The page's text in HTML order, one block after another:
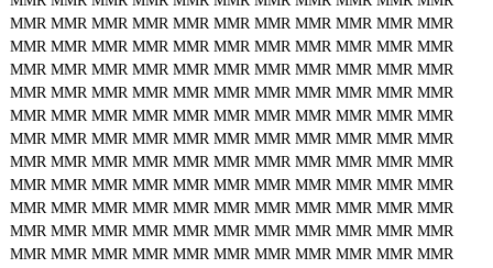
MMR MMR MMR MMR MMR MMR MMR MMR MMR MMR MMR
MMR MMR MMR MMR MMR MMR MMR MMR MMR MMR MMR
MMR MMR MMR MMR MMR MMR MMR MMR MMR MMR MMR
MMR MMR MMR MMR MMR MMR MMR MMR MMR MMR MMR
MMR MMR MMR MMR MMR MMR MMR MMR MMR MMR MMR
MMR MMR MMR MMR MMR MMR MMR MMR MMR MMR MMR
MMR MMR MMR MMR MMR MMR MMR MMR MMR MMR MMR
MMR MMR MMR MMR MMR MMR MMR MMR MMR MMR MMR
MMR MMR MMR MMR MMR MMR MMR MMR MMR MMR MMR
MMR MMR MMR MMR MMR MMR MMR MMR MMR MMR MMR
MMR MMR MMR MMR MMR MMR MMR MMR MMR MMR MMR